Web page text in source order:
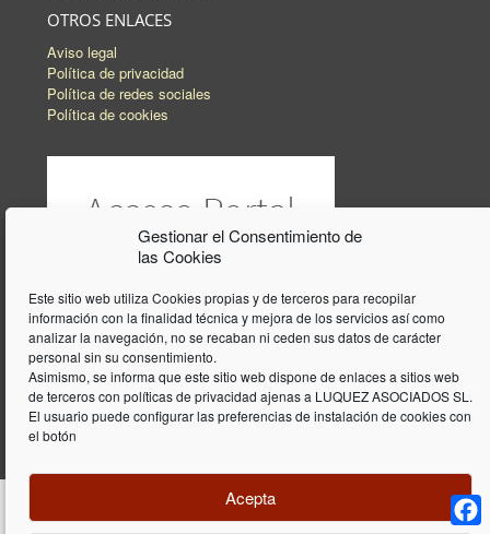
Gestionar el Consentimiento de
las Cookies
Este sitio web utiliza Cookies propias y de terceros para recopilar
información con la finalidad técnica y mejora de los servicios así como
analizar la navegación, no se recaban ni ceden sus datos de carácter
personal sin su consentimiento.
Asimismo, se informa que este sitio web dispone de enlaces a sitios web
de terceros con políticas de privacidad ajenas a LUQUEZ ASOCIADOS SL.
El usuario puede configurar las preferencias de instalación de cookies con
el botón
Acepta
OTROS ENLACES
Aviso legal
Política de privacidad
Política de redes sociales
Política de cookies